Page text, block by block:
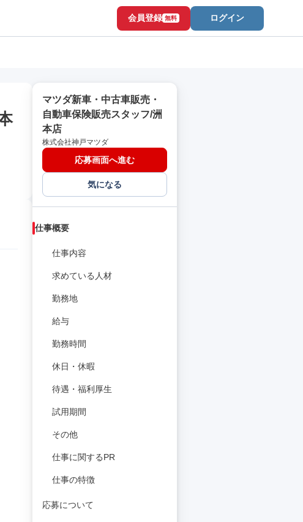
会員登録 無料 ログイン
マツダ新車・中古車販売・
自動車保険販売スタッフ/洲
本店
株式会社神戸マツダ
応募画面へ進む
気になる
仕事概要
仕事内容
求めている人材
勤務地
給与
勤務時間
休日・休暇
待遇・福利厚生
試用期間
その他
仕事に関するPR
仕事の特徴
応募について